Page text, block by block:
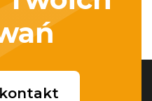
kontakt